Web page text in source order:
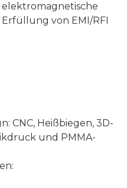
elektromagnetische
von EMI/RFI
CNC, Heißbiegen, 3D-
und PMMA-